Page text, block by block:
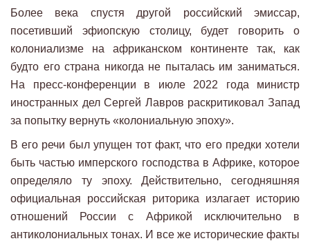
Более века спустя другой российский эмиссар,
посетивший эфиопскую столицу, будет говорить о
колониализме на африканском континенте так, как
будто его страна никогда не пыталась им заниматься.
На пресс-конференции в июле 2022 года министр
иностранных дел Сергей Лавров раскритиковал Запад
за попытку вернуть «колониальную эпоху».
В его речи был упущен тот факт, что его предки хотели
быть частью имперского господства в Африке, которое
определяло ту эпоху. Действительно, сегодняшняя
официальная российская риторика излагает историю
отношений России с Африкой исключительно в
антиколониальных тонах. И все же исторические факты